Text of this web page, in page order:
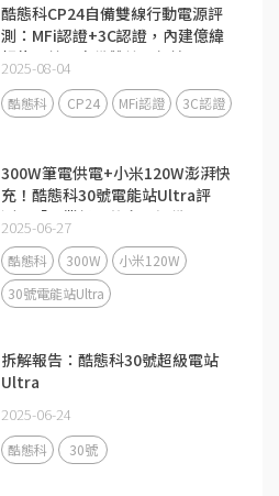
酷態科CP24自備雙線行動電源評
測：MFi認證+3C認證，內建億緯
鋰能電芯，自備雙線更便攜
2025-08-04
酷態科 CP24 MFi認證 3C認證
300W筆電供電+小米120W澎湃快
充！酷態科30號電能站Ultra評
測：「畢業級」的充電設備
2025-06-27
酷態科 300W
小米120W
30號電能站Ultra
拆解報告：酷態科30號超級電站
Ultra
2025-06-24
酷態科 30號